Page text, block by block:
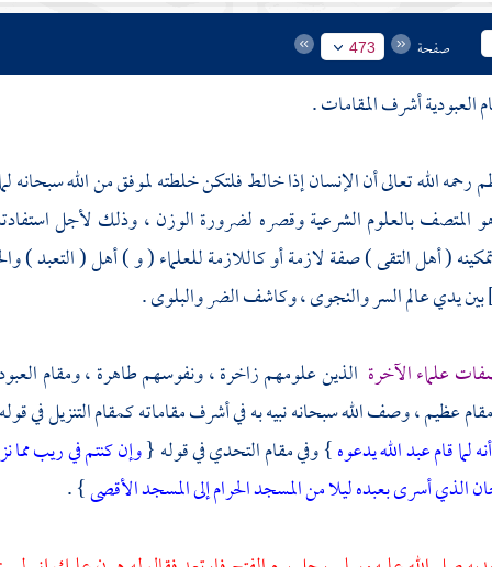
صفحة 473
أشرف المقامات .
رحمه الله تعالى أن الإنسان إذا خالط فلتكن خلطته لموفق من الله
المتصف بالعلوم الشرعية وقصره لضرورة الوزن ، وذلك لأجل
( أهل التقى ) صفة لازمة أو كاللازمة للعلماء ( و ) أهل ( التعبد
بين يدي عالم السر والنجوى ، وكاشف الضر والبلوى .
علماء الآخرة الذين علومهم زاخرة ، ونفوسهم طاهرة ، ومقام
عظيم ، وصف الله سبحانه نبيه به في أشرف مقاماته كمقام التنزيل في
لما قام عبد الله يدعوه} وفي مقام التحدي في قوله {وإن كنتم في ريب مما
الذي أسرى بعبده ليلا من المسجد الحرام إلى المسجد الأقصى} .